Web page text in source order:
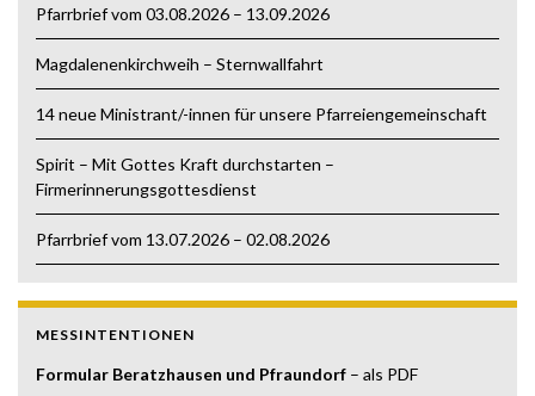
Pfarrbrief vom 03.08.2026 – 13.09.2026
Magdalenenkirchweih – Sternwallfahrt
14 neue Ministrant/-innen für unsere Pfarreiengemeinschaft
Spirit – Mit Gottes Kraft durchstarten –
Firmerinnerungsgottesdienst
Pfarrbrief vom 13.07.2026 – 02.08.2026
MESSINTENTIONEN
Formular Beratzhausen und Pfraundorf – als PDF